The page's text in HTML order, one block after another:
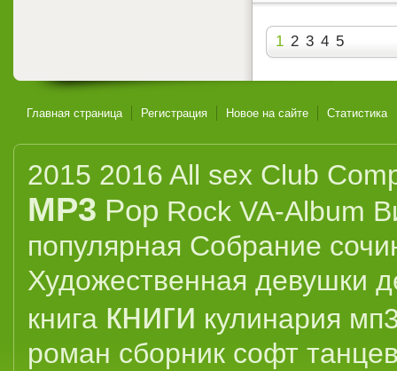
1 2 3 4 5
Главная страница Регистрация Новое на сайте Статистика
2015 2016 All sex Club
MP3 Pop Rock VA-Album
популярная Собрание
Художественная девушки
книга книги кулинария
роман сборник софт